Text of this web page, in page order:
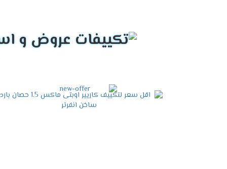
تكييف كاريير 5 حصان .
تكييف كاريير اوبتى ماكس .